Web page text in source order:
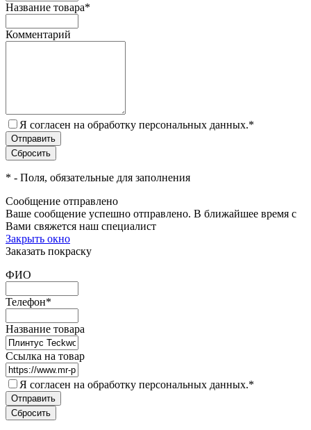
Название товара*
Комментарий
Я согласен на обработку персональных данных.*
* - Поля, обязательные для заполнения
Сообщение отправлено
Ваше сообщение успешно отправлено. В ближайшее время с
Вами свяжется наш специалист
Закрыть окно
Заказать покраску
ФИО
Телефон*
Название товара
Ссылка на товар
Я согласен на обработку персональных данных.*